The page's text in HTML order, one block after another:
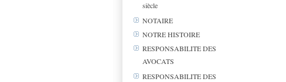
siècle
NOTAIRE
NOTRE HISTOIRE
RESPONSABILITE DES
AVOCATS
RESPONSABILITE DES